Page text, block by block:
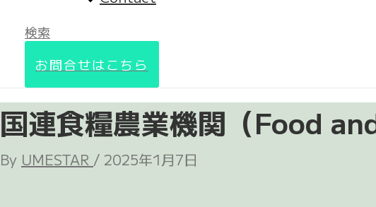
検索
お問合せはこちら
国連食糧農業機関（Food
By UMESTAR / 2025年1月7日